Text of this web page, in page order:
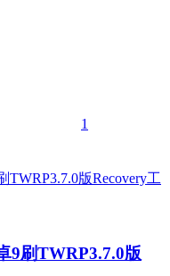
1
9刷TWRP3.7.0版